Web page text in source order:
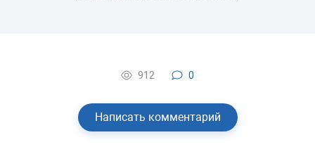
912 0
Написать комментарий